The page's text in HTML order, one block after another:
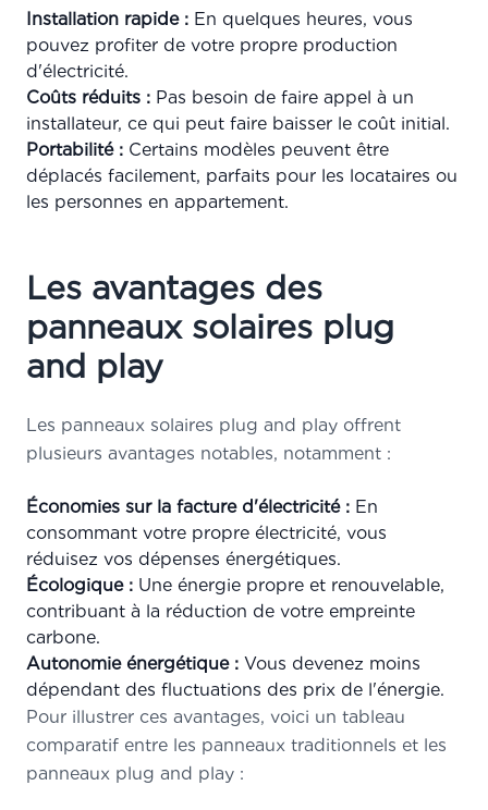
Installation rapide : En quelques heures, vous
pouvez profiter de votre propre production
d'électricité.
Coûts réduits : Pas besoin de faire appel à un
installateur, ce qui peut faire baisser le coût initial.
Portabilité : Certains modèles peuvent être
déplacés facilement, parfaits pour les locataires ou
les personnes en appartement.
Les avantages des
panneaux solaires plug
and play
Les panneaux solaires plug and play offrent
plusieurs avantages notables, notamment :
Économies sur la facture d'électricité : En
consommant votre propre électricité, vous
réduisez vos dépenses énergétiques.
Écologique : Une énergie propre et renouvelable,
contribuant à la réduction de votre empreinte
carbone.
Autonomie énergétique : Vous devenez moins
dépendant des fluctuations des prix de l'énergie.
Pour illustrer ces avantages, voici un tableau
comparatif entre les panneaux traditionnels et les
panneaux plug and play :